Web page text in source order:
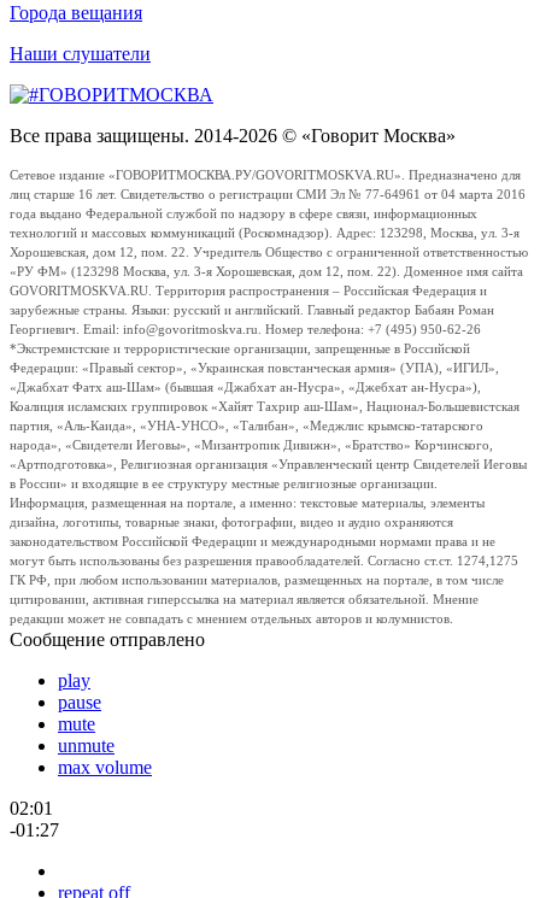
Города вещания
Наши слушатели
Все права защищены. 2014-2026 © «Говорит Москва»
Сетевое издание «ГОВОРИТМОСКВА.РУ/GOVORITMOSKVA.RU». Предназначено для
лиц старше 16 лет. Свидетельство о регистрации СМИ Эл № 77-64961 от 04 марта 2016
года выдано Федеральной службой по надзору в сфере связи, информационных
технологий и массовых коммуникаций (Роскомнадзор). Адрес: 123298, Москва, ул. 3-я
Хорошевская, дом 12, пом. 22. Учредитель Общество с ограниченной ответственностью
«РУ ФМ» (123298 Москва, ул. 3-я Хорошевская, дом 12, пом. 22). Доменное имя сайта
GOVORITMOSKVA.RU. Территория распространения – Российская Федерация и
зарубежные страны. Языки: русский и английский. Главный редактор Бабаян Роман
Георгиевич. Email: info@govoritmoskva.ru. Номер телефона: +7 (495) 950-62-26
*Экстремистские и террористические организации, запрещенные в Российской
Федерации: «Правый сектор», «Украинская повстанческая армия» (УПА), «ИГИЛ»,
«Джабхат Фатх аш-Шам» (бывшая «Джабхат ан-Нусра», «Джебхат ан-Нусра»),
Коалиция исламских группировок «Хайят Тахрир аш-Шам», Национал-Большевистская
партия, «Аль-Каида», «УНА-УНСО», «Талибан», «Меджлис крымско-татарского
народа», «Свидетели Иеговы», «Мизантропик Дивижн», «Братство» Корчинского,
«Артподготовка», Религиозная организация «Управленческий центр Свидетелей Иеговы
в России» и входящие в ее структуру местные религиозные организации.
Информация, размещенная на портале, а именно: текстовые материалы, элементы
дизайна, логотипы, товарные знаки, фотографии, видео и аудио охраняются
законодательством Российской Федерации и международными нормами права и не
могут быть использованы без разрешения правообладателей. Согласно ст.ст. 1274,1275
ГК РФ, при любом использовании материалов, размещенных на портале, в том числе
цитировании, активная гиперссылка на материал является обязательной. Мнение
редакции может не совпадать с мнением отдельных авторов и колумнистов.
Сообщение отправлено
play
pause
mute
unmute
max volume
02:01
-01:27
repeat off